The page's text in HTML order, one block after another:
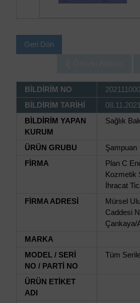
Geri Dön
BİLDİRİM NO
BİLDİRİM TARİHİ
08.11.2021
BİLDİRİM YAPAN
KURUM
Sağlık
ÜRÜN GRUBU
Şampuan
FİRMA
Plan C
Kozmetik
İhracat
FİRMA ADRESİ
Mürsel
Caddesi
Çankaya/
MARKA
MODEL / SERİ
NO / PARTİ NO
Tüm
ÜRÜN ETİKET
ADI